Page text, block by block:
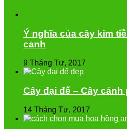
Ý nghĩa của cây kim
canh
9 Tháng Tư, 2017
Cây đại đế – Cây
14 Tháng Tư, 2017